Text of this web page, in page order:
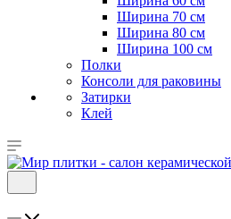
Ширина 70 см
Ширина 80 см
Ширина 100 см
Полки
Консоли для раковины
Затирки
Клей